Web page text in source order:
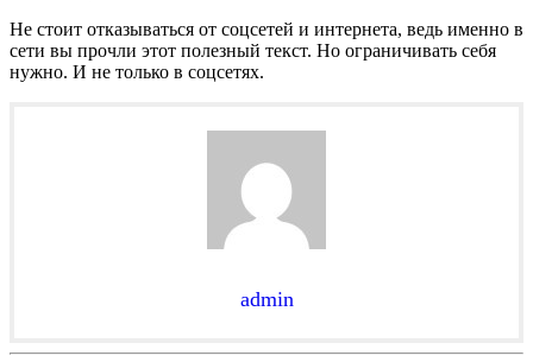
Не стоит отказываться от соцсетей и интернета, ведь именно в
сети вы прочли этот полезный текст. Но ограничивать себя
нужно. И не только в соцсетях.
admin